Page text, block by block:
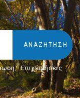
, Επιχειρήσεις